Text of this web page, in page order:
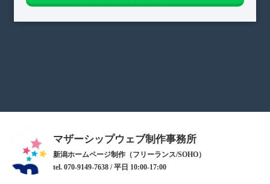
マザーシップウェブ制作事務所
新潟ホームページ制作（フリーランス/SOHO）
tel. 070-9149-7638 / 平日 10:00-17:00